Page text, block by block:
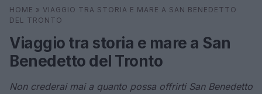
Cerca ⌕
HOME » VIAGGIO TRA STORIA E MARE A SAN BENEDETTO
DEL TRONTO
Viaggio tra storia e mare a San
Benedetto del Tronto
Non crederai mai a quanto possa offrirti San Benedetto